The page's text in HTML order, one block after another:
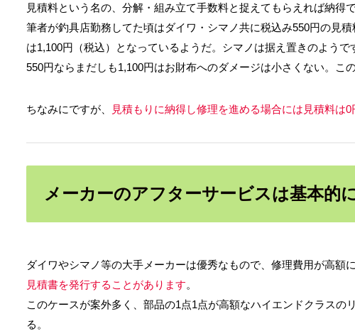
見積料という名の、分解・組み立て手数料と捉えてもらえれば納得
筆者が釣具店勤務してた頃はダイワ・シマノ共に税込み550円の見
は1,100円（税込）となっているようだ。シマノは据え置きのようで
550円ならまだしも1,100円はお財布へのダメージは小さくない。こ
ちなみにですが、 見積もりに納得し修理を進める場合には見積料は0
メーカーのアフターサービスは基本的
ダイワやシマノ等の大手メーカーは優秀なもので、修理費用が高額
見積書を発行することがあります。
このケースが案外多く、部品の1点1点が高額なハイエンドクラス
る。